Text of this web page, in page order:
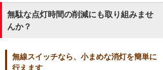
無駄な点灯時間の削減にも取り組みませ
んか？
無線スイッチなら、小まめな消灯を簡単に
行えます